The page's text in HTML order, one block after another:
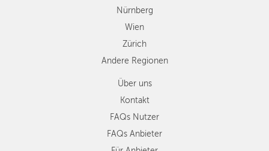
Nürnberg
Wien
Zürich
Andere Regionen
Über uns
Kontakt
FAQs Nutzer
FAQs Anbieter